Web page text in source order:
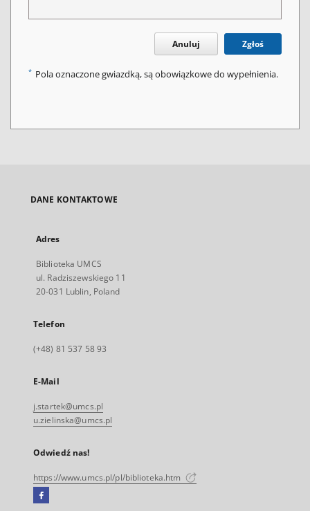
Anuluj Zgłoś
* Pola oznaczone gwiazdką, są obowiązkowe do wypełnienia.
DANE KONTAKTOWE
Adres
Biblioteka UMCS
ul. Radziszewskiego 11
20-031 Lublin, Poland
Telefon
(+48) 81 537 58 93
E-Mail
j.startek@umcs.pl
u.zielinska@umcs.pl
Odwiedź nas!
https://www.umcs.pl/pl/biblioteka.htm
Facebook